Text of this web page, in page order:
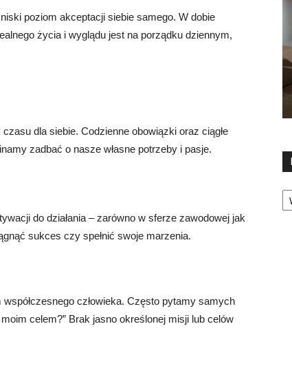
poziom akceptacji siebie samego. W dobie
życia i wyglądu jest na porządku dziennym,
dla siebie. Codzienne obowiązki oraz ciągłe
zadbać o nasze własne potrzeby i pasje.
do działania – zarówno w sferze zawodowej jak
sukces czy spełnić swoje marzenia.
człowieka. Często pytamy samych
celem?” Brak jasno określonej misji lub celów